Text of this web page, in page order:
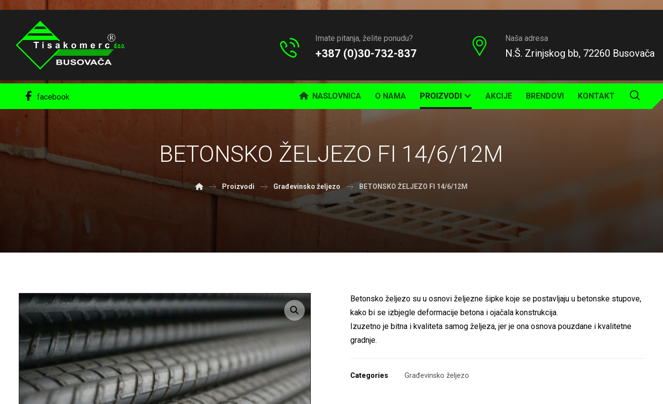
Imate pitanja, želite ponudu?
+387 (0)30-732-837
Naša adresa
N.Š. Zrinjskog bb, 72260 Busovača
facebook NASLOVNICA O NAMA PROIZVODI AKCIJE BRENDOVI KONTAKT
BETONSKO ŽELJEZO FI 14/6/12M
Proizvodi Građevinsko željezo BETONSKO ŽELJEZO FI 14/6/12M
Enlarge the image
Betonsko željezo su u osnovi željezne šipke koje se postavljaju u betonske stupove,
kako bi se izbjegle deformacije betona i ojačala konstrukcija.
Izuzetno je bitna i kvaliteta samog željeza, jer je ona osnova pouzdane i kvalitetne
gradnje.
Categories Građevinsko željezo